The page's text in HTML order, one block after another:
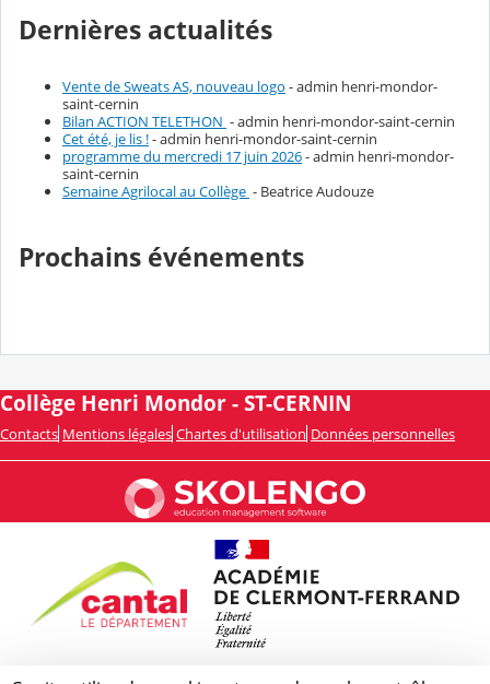
Dernières actualités
Vente de Sweats AS, nouveau logo - admin henri-mondor-
saint-cernin
Bilan ACTION TELETHON - admin henri-mondor-saint-cernin
Cet été, je lis !- admin henri-mondor-saint-cernin
programme du mercredi 17 juin 2026- admin henri-mondor-
saint-cernin
Semaine Agrilocal au Collège - Beatrice Audouze
Prochains événements
Collège Henri Mondor - ST-CERNIN
Contacts Mentions légales Chartes d'utilisation Données personnelles